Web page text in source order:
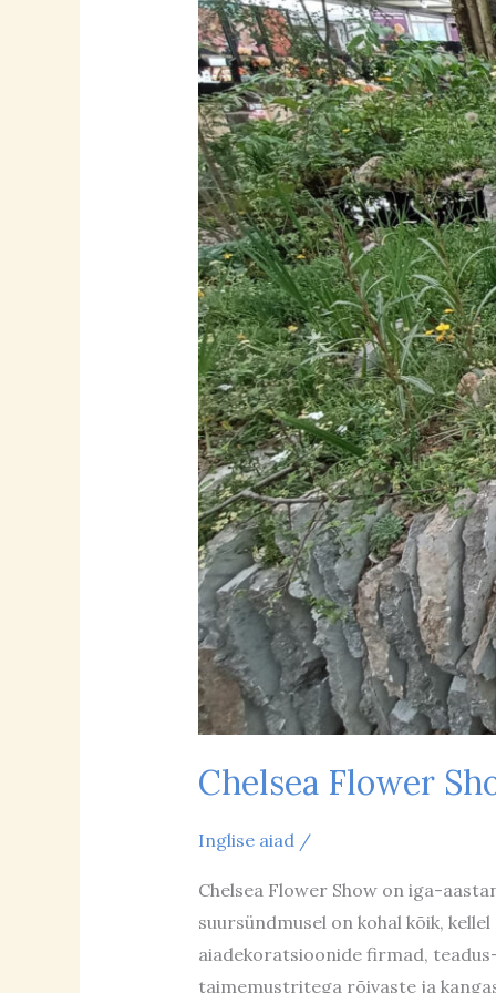
Chelsea Flower
Inglise aiad /
Chelsea Flower Show on iga-
suursündmusel on kohal kõik,
aiadekoratsioonide firmad,
taimemustritega rõivaste ja
Show
2024